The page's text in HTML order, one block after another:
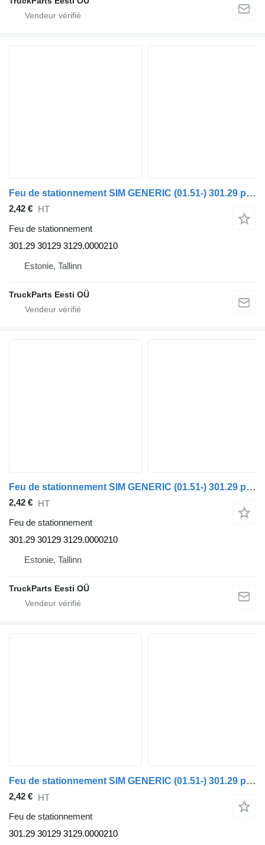
Feu de stationnement SIM GENERIC (01.51-) 301.29 pour tracteur routier GENERIC (01.51-)
2,42 € HT
Feu de stationnement
301.29 30129 3129.0000210
Estonie, Tallinn
TruckParts Eesti OÜ
Feu de stationnement SIM GENERIC (01.51-) 301.29 pour tracteur routier GENERIC (01.51-)
2,42 € HT
Feu de stationnement
301.29 30129 3129.0000210
Estonie, Tallinn
TruckParts Eesti OÜ
Feu de stationnement SIM GENERIC (01.51-) 301.29 pour tracteur routier GENERIC (01.51-)
2,42 € HT
Feu de stationnement
301.29 30129 3129.0000210